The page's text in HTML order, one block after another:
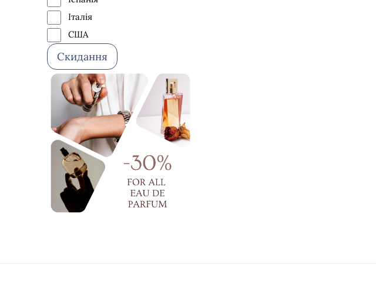
зволоження
заспокійливий ефект
зміцнення
фіксація
ексфоліація
для завивки
Італія
США
Скидання